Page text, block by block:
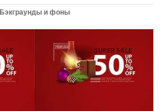
Бэкграунды и фоны